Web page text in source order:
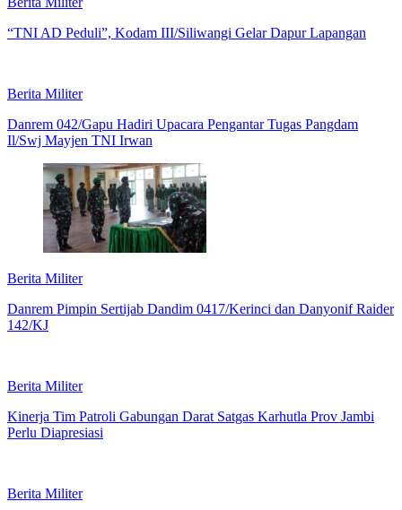
“TNI AD Peduli”, Kodam III/Siliwangi Gelar Dapur Lapangan
Berita Militer
Danrem 042/Gapu Hadiri Upacara Pengantar Tugas Pangdam
Il/Swj Mayjen TNI Irwan
Berita Militer
Danrem Pimpin Sertijab Dandim 0417/Kerinci dan Danyonif Raider
142/KJ
Berita Militer
Kinerja Tim Patroli Gabungan Darat Satgas Karhutla Prov Jambi
Perlu Diapresiasi
Berita Militer